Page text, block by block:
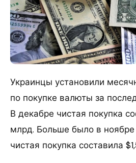
Украинцы установили
по покупке валюты за
В декабре чистая покупка
млрд. Больше было в ноябре
чистая покупка составила